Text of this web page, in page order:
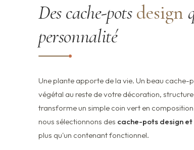
Des cache-potsdesign
personnalité
Une plante apporte de la vie. Un beau cache-
végétal au reste de votre décoration,
transforme un simple coin vert en composition
nous sélectionnons des cache-pots design
plus qu'un contenant fonctionnel.